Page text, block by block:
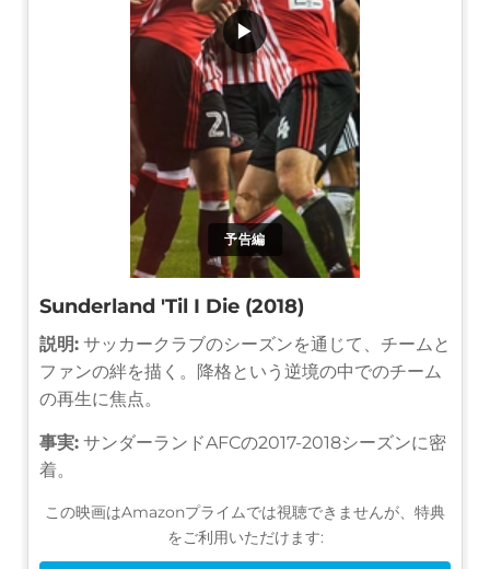
予告編
▶
Sunderland 'Til I Die (2018)
説明: サッカークラブのシーズンを通じて、チームと
ファンの絆を描く。降格という逆境の中でのチーム
の再生に焦点。
事実: サンダーランドAFCの2017-2018シーズンに密
着。
この映画はAmazonプライムでは視聴できませんが、特典
をご利用いただけます: